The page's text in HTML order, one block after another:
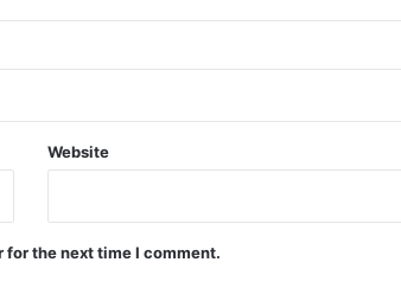
Website
for the next time I comment.